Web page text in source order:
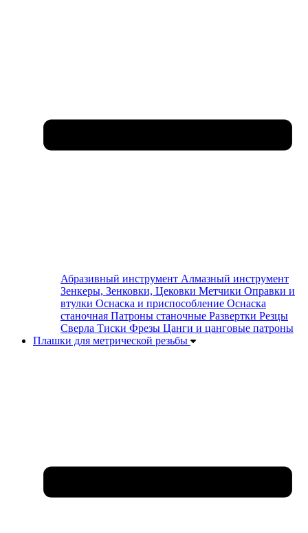
Абразивный инструмент Алмазный инструмент
Зенкеры, Зенковки, Цековки Метчики Оправки и
втулки Оснаска и приспособление Оснаска
станочная Патроны станочные Развертки Резцы
Сверла Тиски Фрезы Цанги и цанговые патроны
Плашки для метрической резьбы